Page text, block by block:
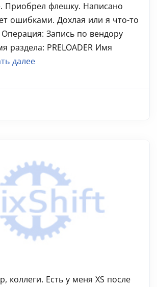
Приобрел флешку. Написано
ошибками. Дохлая или я что-то
Запись по вендору
раздела: PRELOADER Имя
далее
коллеги. Есть у меня XS после